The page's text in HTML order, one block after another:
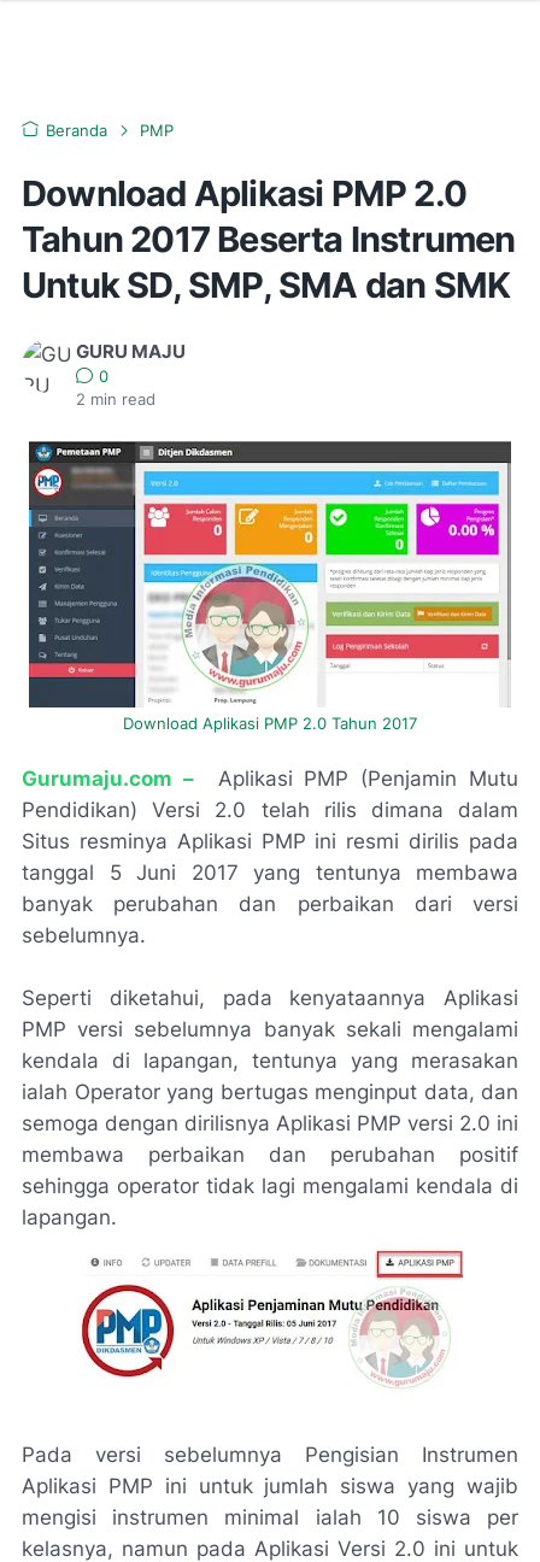
Beranda PMP
Download Aplikasi PMP 2.0
Tahun 2017 Beserta Instrumen
Untuk SD, SMP, SMA dan SMK
GURU MAJU
0
2 min read
Download Aplikasi PMP 2.0 Tahun 2017
Gurumaju.com –Aplikasi PMP (Penjamin Mutu
Pendidikan) Versi 2.0 telah rilis dimana dalam
Situs resminya Aplikasi PMP ini resmi dirilis pada
tanggal 5 Juni 2017 yang tentunya membawa
banyak perubahan dan perbaikan dari versi
sebelumnya.
Seperti diketahui, pada kenyataannya Aplikasi
PMP versi sebelumnya banyak sekali mengalami
kendala di lapangan, tentunya yang merasakan
ialah Operator yang bertugas menginput data, dan
semoga dengan dirilisnya Aplikasi PMP versi 2.0 ini
membawa perbaikan dan perubahan positif
sehingga operator tidak lagi mengalami kendala di
lapangan.
Pada versi sebelumnya Pengisian Instrumen
Aplikasi PMP ini untuk jumlah siswa yang wajib
mengisi instrumen minimal ialah 10 siswa per
kelasnya, namun pada Aplikasi Versi 2.0 ini untuk